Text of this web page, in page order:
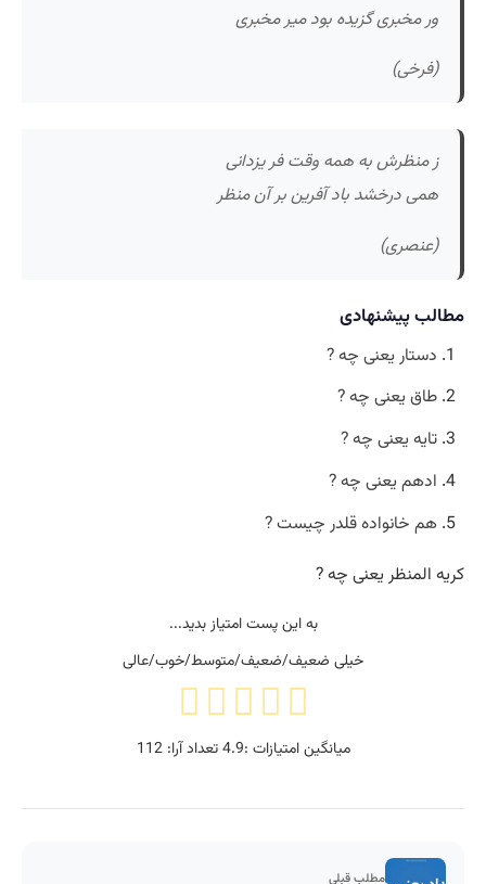
ور مخبری گزیده بود میر مخبری
(فرخی)
ز منظرش به همه وقت فر یزدانی
همی درخشد باد آفرین بر آن منظر
(عنصری)
مطالب پیشنهادی
دستار یعنی چه ?
طاق یعنی چه ?
تایه یعنی چه ?
ادهم یعنی چه ?
هم خانواده قلدر چیست ?
کریه المنظر یعنی چه ?
به این پست امتیاز بدید...
خیلی ضعیف/ضعیف/متوسط/خوب/عالی
میانگین امتیازات :4.9تعداد آرا:112
مطلب قبلی